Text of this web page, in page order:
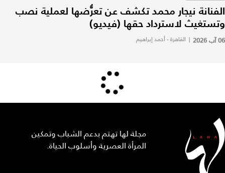
الفنانة نيجار محمد تكشف عن تعرُّضها لعملية نصب
وتستغيث لاسترداد حقها (فيديو)
06 آب 2026 | القاهرة - أحمد إبراهيم
مجلة لها تهتم بدعم الشباب وتمكين
المرأة العصرية وأسلوب الحياة.